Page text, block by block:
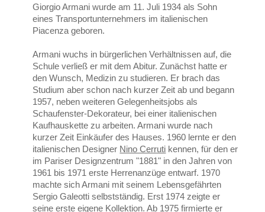
Giorgio Armani wurde am 11. Juli 1934 als Sohn
eines Transportunternehmers im italienischen
Piacenza geboren.
Armani wuchs in bürgerlichen Verhältnissen auf, die
Schule verließ er mit dem Abitur. Zunächst hatte er
den Wunsch, Medizin zu studieren. Er brach das
Studium aber schon nach kurzer Zeit ab und begann
1957, neben weiteren Gelegenheitsjobs als
Schaufenster-Dekorateur, bei einer italienischen
Kaufhauskette zu arbeiten. Armani wurde nach
kurzer Zeit Einkäufer des Hauses. 1960 lernte er den
italienischen Designer Nino Cerruti kennen, für den er
im Pariser Designzentrum "1881" in den Jahren von
1961 bis 1971 erste Herrenanzüge entwarf. 1970
machte sich Armani mit seinem Lebensgefährten
Sergio Galeotti selbstständig. Erst 1974 zeigte er
seine erste eigene Kollektion. Ab 1975 firmierte er